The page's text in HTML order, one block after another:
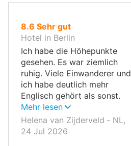
8.6 von
10,
Sehr gut
Hotel in Berlin
Ich habe die Höhepunkte
gesehen. Es war ziemlich
ruhig. Viele Einwanderer und
ich habe deutlich mehr
Englisch gehört als sonst.
Sogar die Angestellten in
Geschäften und Restaurants.
Mehr lesen
Helena van Zijderveld ‐ NL,
24 Jul 2026